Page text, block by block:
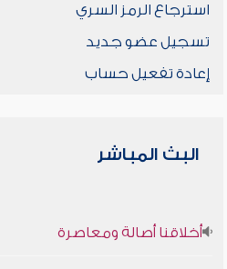
استرجاع الرمز السري
تسجيل عضو جديد
إعادة تفعيل حساب
البث المباشر
أخلاقنا أصالة ومعاصرة